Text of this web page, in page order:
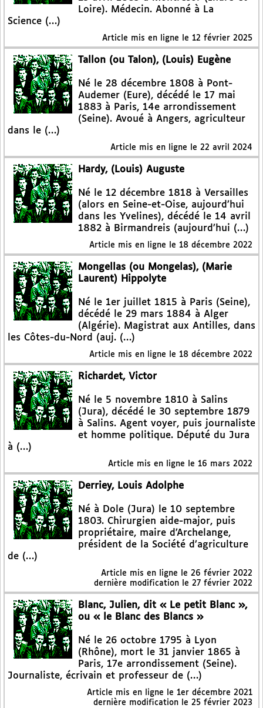
Loire). Médecin. Abonné à La
Science (…)
Article mis en ligne le 12 février 2025
Tallon (ou Talon), (Louis) Eugène
Né le 28 décembre 1808 à Pont-
Audemer (Eure), décédé le 17 mai
1883 à Paris, 14e arrondissement
(Seine). Avoué à Angers, agriculteur
dans le (…)
Article mis en ligne le 22 avril 2024
Hardy, (Louis) Auguste
Né le 12 décembre 1818 à Versailles
(alors en Seine-et-Oise, aujourd’hui
dans les Yvelines), décédé le 14 avril
1882 à Birmandreis (aujourd’hui (…)
Article mis en ligne le 18 décembre 2022
Mongellas (ou Mongelas), (Marie
Laurent) Hippolyte
Né le 1er juillet 1815 à Paris (Seine),
décédé le 29 mars 1884 à Alger
(Algérie). Magistrat aux Antilles, dans
les Côtes-du-Nord (auj. (…)
Article mis en ligne le 18 décembre 2022
Richardet, Victor
Né le 5 novembre 1810 à Salins
(Jura), décédé le 30 septembre 1879
à Salins. Agent voyer, puis journaliste
et homme politique. Député du Jura
à (…)
Article mis en ligne le 16 mars 2022
Derriey, Louis Adolphe
Né à Dole (Jura) le 10 septembre
1803. Chirurgien aide-major, puis
propriétaire, maire d’Archelange,
président de la Société d’agriculture
de (…)
Article mis en ligne le 26 février 2022
dernière modification le 27 février 2022
Blanc, Julien, dit « Le petit Blanc »,
ou « le Blanc des Blancs »
Né le 26 octobre 1795 à Lyon
(Rhône), mort le 31 janvier 1865 à
Paris, 17e arrondissement (Seine).
Journaliste, écrivain et professeur de (…)
Article mis en ligne le 1er décembre 2021
dernière modification le 25 février 2023